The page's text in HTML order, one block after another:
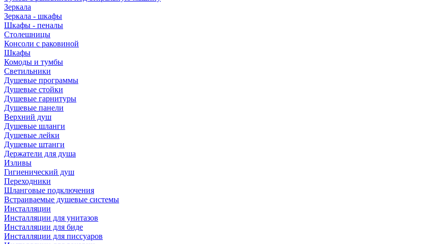
Зеркала
Зеркала - шкафы
Шкафы - пеналы
Столешницы
Консоли с раковиной
Шкафы
Комоды и тумбы
Светильники
Душевые программы
Душевые стойки
Душевые гарнитуры
Душевые панели
Верхний душ
Душевые шланги
Душевые лейки
Душевые штанги
Держатели для душа
Изливы
Гигиенический душ
Переходники
Шланговые подключения
Встраиваемые душевые системы
Инсталляции
Инсталляции для унитазов
Инсталляции для биде
Инсталляции для писсуаров